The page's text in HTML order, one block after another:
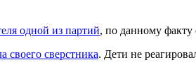
одной из партий, по данному факту
своего сверстника. Дети не